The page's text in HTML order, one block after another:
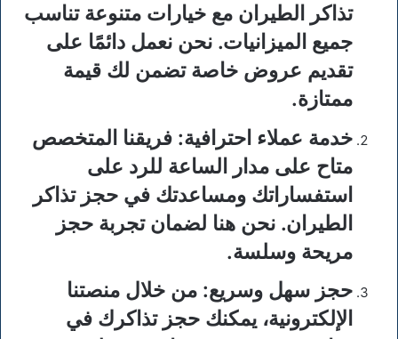
تذاكر الطيران مع خيارات متنوعة تناسب
جميع الميزانيات. نحن نعمل دائمًا على
تقديم عروض خاصة تضمن لك قيمة
ممتازة.
خدمة عملاء احترافية: فريقنا المتخصص
متاح على مدار الساعة للرد على
استفساراتك ومساعدتك في حجز تذاكر
الطيران. نحن هنا لضمان تجربة حجز
مريحة وسلسة.
حجز سهل وسريع: من خلال منصتنا
الإلكترونية، يمكنك حجز تذاكرك في